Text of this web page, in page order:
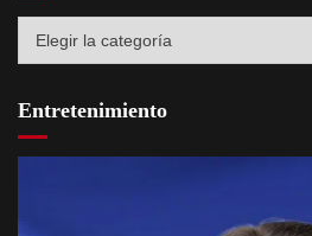
Entretenimiento